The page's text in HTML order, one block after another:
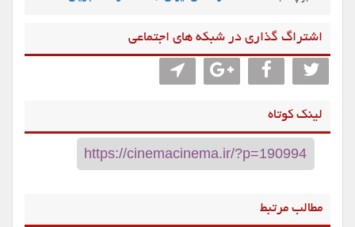
اشتراگ گذاری در شبکه های اجتماعی
لینک کوتاه
مطالب مرتبط